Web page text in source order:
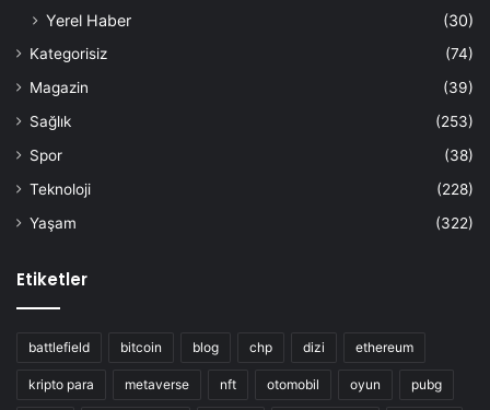
Yerel Haber
(30)
Kategorisiz
(74)
Magazin
(39)
Sağlık
(253)
Spor
(38)
Teknoloji
(228)
Yaşam
(322)
Etiketler
battlefield bitcoin blog chp dizi ethereum
kripto para metaverse nft otomobil oyun pubg